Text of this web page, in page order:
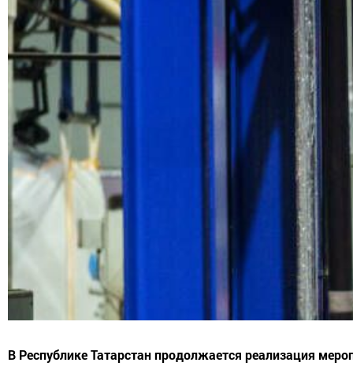
В Республике Татарстан продолжается реализация